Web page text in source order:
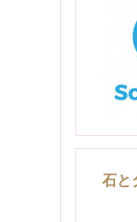
石と